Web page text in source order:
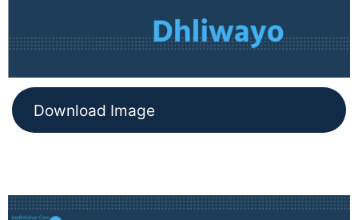
Download Image